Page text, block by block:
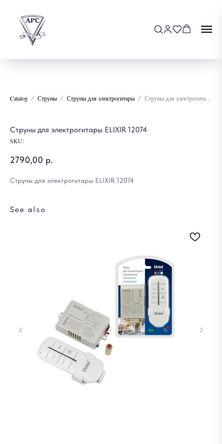
Catalog Струны Струны для электрогитары
Струны для электрогитары ELIXIR 12074
SKU:
2790,00 р.
Струны для электрогитары ELIXIR 12074
See also